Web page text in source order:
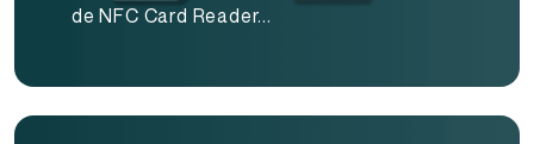
de NFC Card Reader...